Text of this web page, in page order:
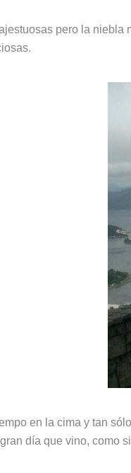
pero la
en la cima y tan
día que vino, como